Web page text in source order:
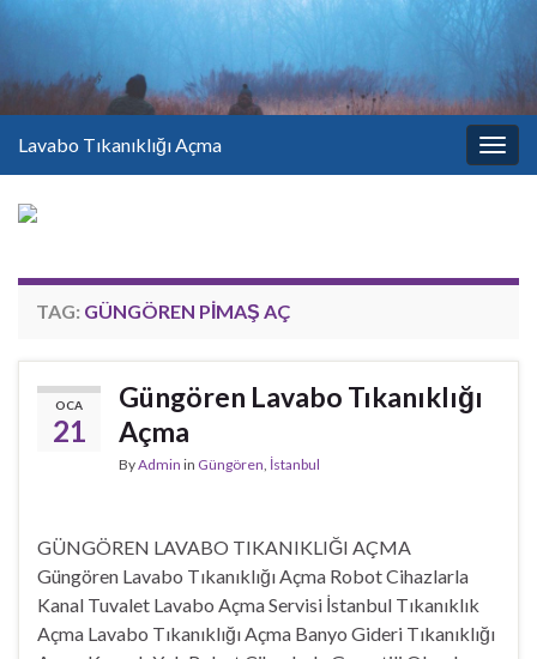
Lavabo Tıkanıklığı Açma
TAG: GÜNGÖREN PIMAŞ AÇ
OCA
21
Güngören Lavabo Tıkanıklığı
Açma
ByAdmin in Güngören İstanbul
GÜNGÖREN LAVABO TIKANIKLIĞI AÇMA
Güngören Lavabo Tıkanıklığı Açma Robot Cihazlarla
Kanal Tuvalet Lavabo Açma Servisi İstanbul Tıkanıklık
Açma Lavabo Tıkanıklığı Açma Banyo Gideri Tıkanıklığı